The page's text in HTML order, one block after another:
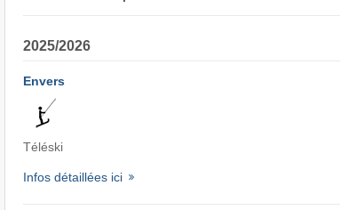
2025/2026
Envers
Téléski
Infos détaillées ici